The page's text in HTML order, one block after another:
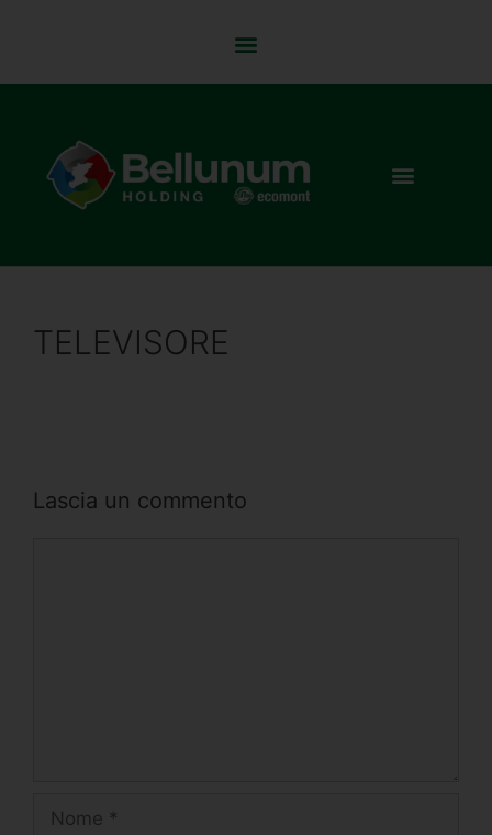
TELEVISORE
Lascia un commento